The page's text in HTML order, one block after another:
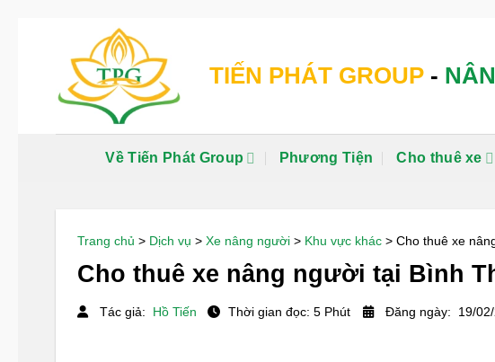
TIẾN PHÁT GROUP -
Về Tiến Phát Group Phương Tiện Cho thuê xe
Trang chủ > Dịch vụ > Xe nâng người > Khu vực khác > Cho thuê xe
Cho thuê xe nâng người tại Bình
Tác giả: Hồ Tiến Thời gian đọc: 5 Phút Đăng ngày: 19/